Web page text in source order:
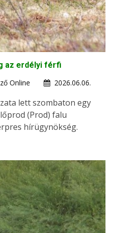
az erdélyi férfi
Online
2026.06.06.
lett szombaton egy
(Prod) falu
hírügynökség.